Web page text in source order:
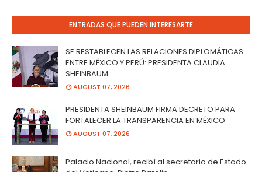
ENTRADAS QUE PUEDEN INTERESARTE
SE RESTABLECEN LAS RELACIONES DIPLOMÁTICAS
ENTRE MÉXICO Y PERÚ: PRESIDENTA CLAUDIA
SHEINBAUM
AUGUST 07, 2026
PRESIDENTA SHEINBAUM FIRMA DECRETO PARA
FORTALECER LA TRANSPARENCIA EN MÉXICO
AUGUST 07, 2026
Palacio Nacional, recibí al secretario de Estado